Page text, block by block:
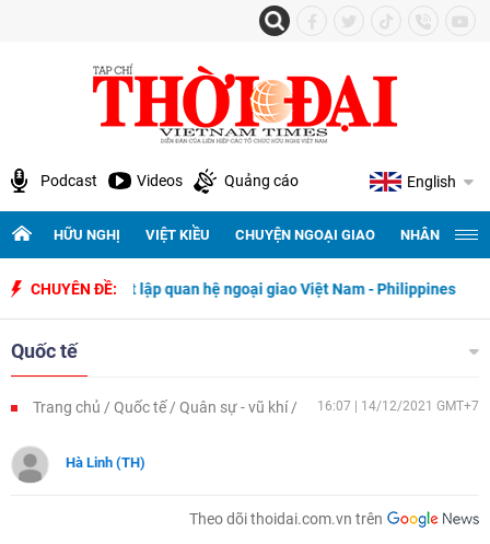
Podcast Videos Quảng cáo English
HỮU NGHỊ VIỆT KIỀU CHUYỆN NGOẠI GIAO NHÂN
CHUYÊN ĐỀ:
ngày thiết lập quan hệ ngoại giao Việt Nam - Philippines 500
Quốc tế
Trang chủ Quốc tế Quân sự - vũ khí 16:07 | 14/12/2021 GMT+7
Hà Linh (TH)
Theo dõi thoidai.com.vn trên